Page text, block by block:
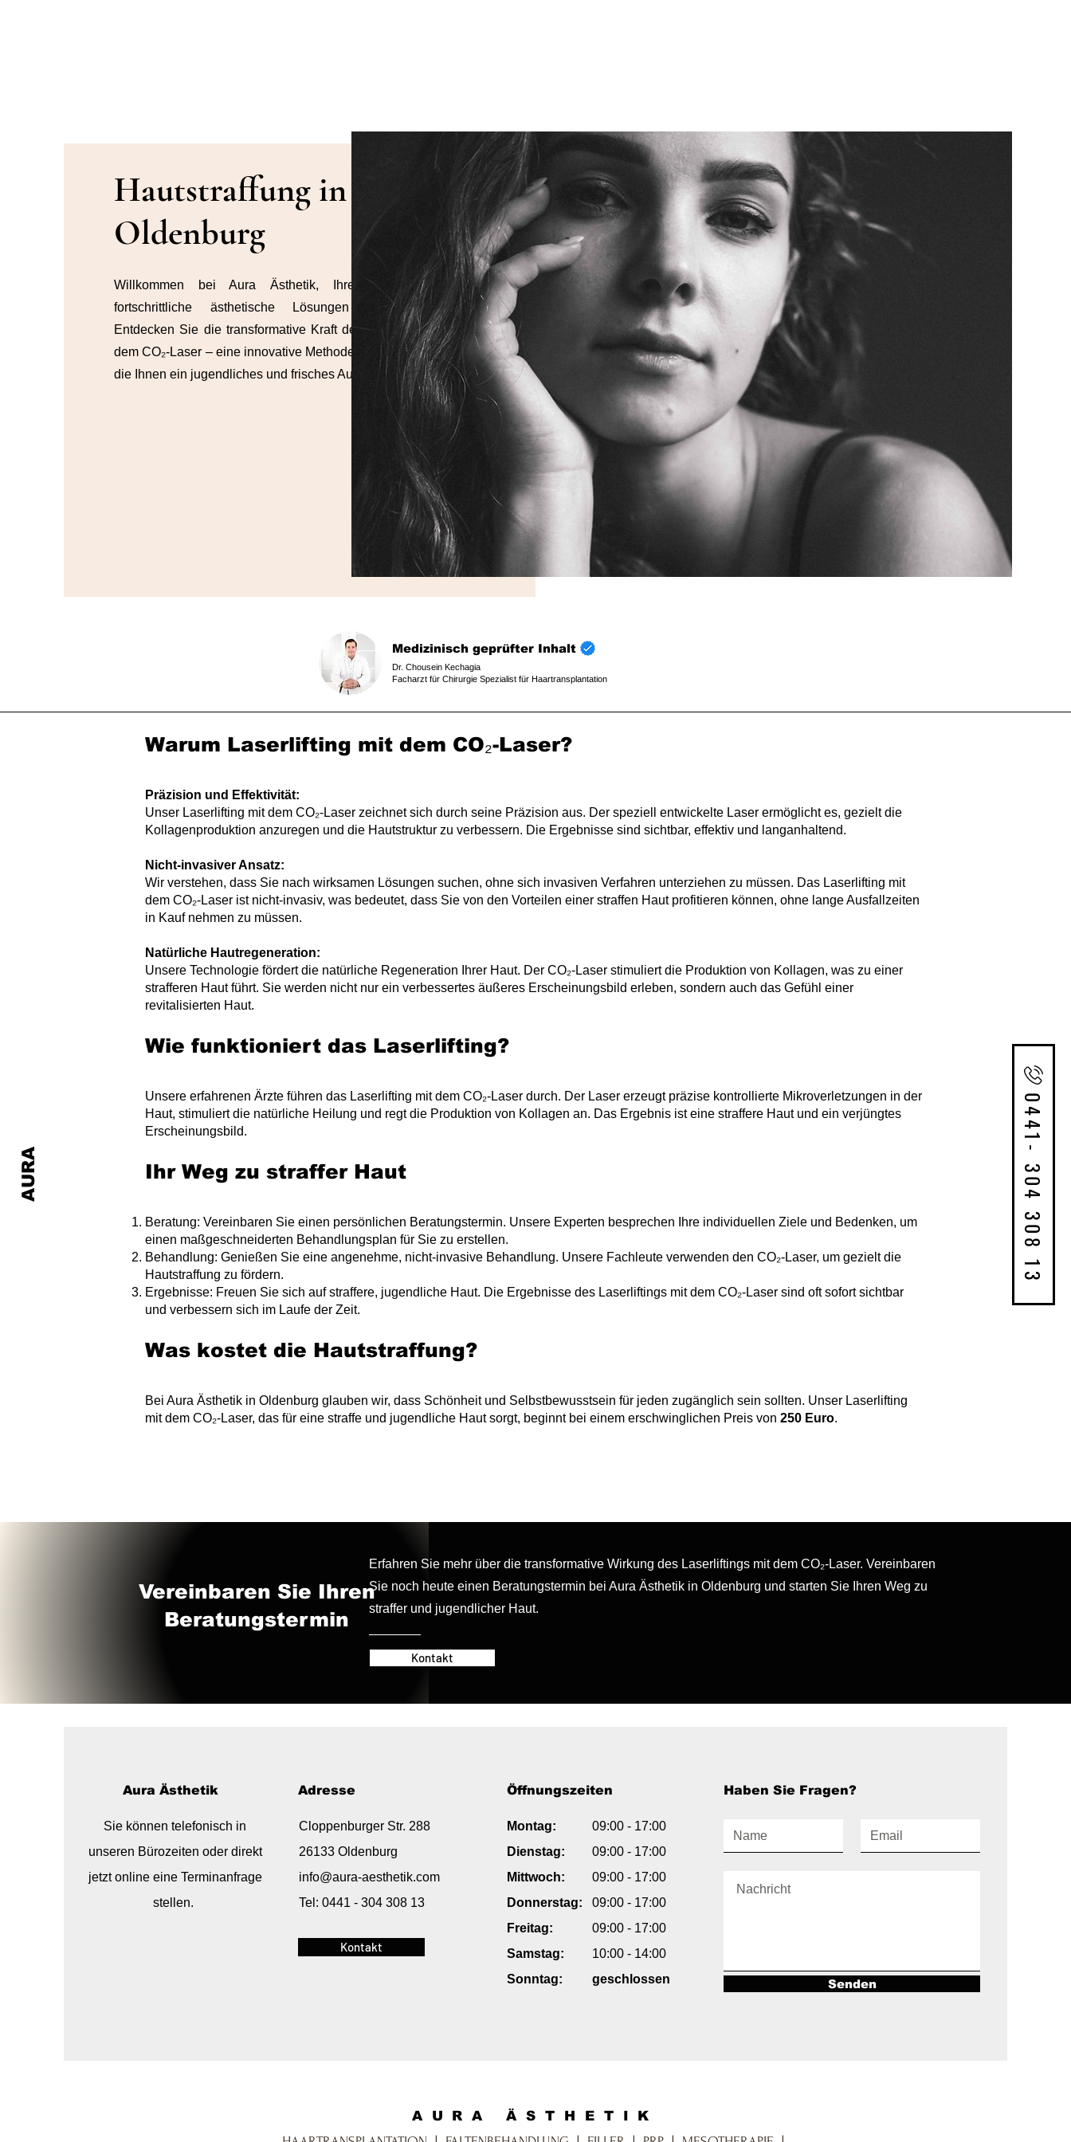
0441- 304 308 13
AURA
Hautstraffung in
Oldenburg
Willkommen bei Aura Ästhetik, Ihrem Experten für
fortschrittliche ästhetische Lösungen in Oldenburg.
Entdecken Sie die transformative Kraft des Laserliftings mit
dem CO₂-Laser – eine innovative Methode zur Hautstraffung,
die Ihnen ein jugendliches und frisches Aussehen verleiht.
Medizinisch geprüfter Inhalt
Dr. Chousein Kechagia
Facharzt für Chirurgie Spezialist für Haartransplantation
Warum Laserlifting mit dem CO₂-Laser?
Präzision und Effektivität:
Unser Laserlifting mit dem CO₂-Laser zeichnet sich durch seine Präzision aus. Der speziell entwickelte Laser ermöglicht es, gezielt die
Kollagenproduktion anzuregen und die Hautstruktur zu verbessern. Die Ergebnisse sind sichtbar, effektiv und langanhaltend.
​Nicht-invasiver Ansatz:
Wir verstehen, dass Sie nach wirksamen Lösungen suchen, ohne sich invasiven Verfahren unterziehen zu müssen. Das Laserlifting mit
dem CO₂-Laser ist nicht-invasiv, was bedeutet, dass Sie von den Vorteilen einer straffen Haut profitieren können, ohne lange Ausfallzeiten
in Kauf nehmen zu müssen.
Natürliche Hautregeneration:
Unsere Technologie fördert die natürliche Regeneration Ihrer Haut. Der CO₂-Laser stimuliert die Produktion von Kollagen, was zu einer
strafferen Haut führt. Sie werden nicht nur ein verbessertes äußeres Erscheinungsbild erleben, sondern auch das Gefühl einer
revitalisierten Haut.
Wie funktioniert das Laserlifting?
​Unsere erfahrenen Ärzte führen das Laserlifting mit dem CO₂-Laser durch. Der Laser erzeugt präzise kontrollierte Mikroverletzungen in der
Haut, stimuliert die natürliche Heilung und regt die Produktion von Kollagen an. Das Ergebnis ist eine straffere Haut und ein verjüngtes
Erscheinungsbild.
Ihr Weg zu strafferHaut
Beratung: Vereinbaren Sie einen persönlichen Beratungstermin. Unsere Experten besprechen Ihre individuellen Ziele und Bedenken, um
einen maßgeschneiderten Behandlungsplan für Sie zu erstellen.
Behandlung: Genießen Sie eine angenehme, nicht-invasive Behandlung. Unsere Fachleute verwenden den CO₂-Laser, um gezielt die
Hautstraffung zu fördern.
Ergebnisse: Freuen Sie sich auf straffere, jugendliche Haut. Die Ergebnisse des Laserliftings mit dem CO₂-Laser sind oft sofort sichtbar
und verbessern sich im Laufe der Zeit.
Was kostet die Hautstraffung?
Bei Aura Ästhetik in Oldenburg glauben wir, dass Schönheit und Selbstbewusstsein für jeden zugänglich sein sollten. Unser Laserlifting
mit dem CO₂-Laser, das für eine straffe und jugendliche Haut sorgt, beginnt bei einem erschwinglichen Preis von 250 Euro.
Vereinbaren Sie Ihren
Beratungstermin
Erfahren Sie mehr über die transformative Wirkung des Laserliftings mit dem CO₂-Laser. Vereinbaren
Sie noch heute einen Beratungstermin bei Aura Ästhetik in Oldenburg und starten Sie Ihren Weg zu
straffer und jugendlicher Haut.
Kontakt
Aura Ästhetik
Sie können telefonisch in
unseren Bürozeiten oder direkt
jetzt online eine Terminanfrage
stellen.
Adresse
Cloppenburger Str. 288
26133 Oldenburg
info@aura-aesthetik.com
Tel: 0441 - 304 308 13
Kontakt
Öffnungszeiten
Montag:
Dienstag:
Mittwoch:
Donnerstag:
Freitag:
Samstag:
Sonntag:
09:00 - 17:00
09:00 - 17:00
09:00 - 17:00
09:00 - 17:00
09:00 - 17:00
10:00 - 14:00
geschlossen
Haben Sie Fragen?
Senden
AURA ÄSTHETIK